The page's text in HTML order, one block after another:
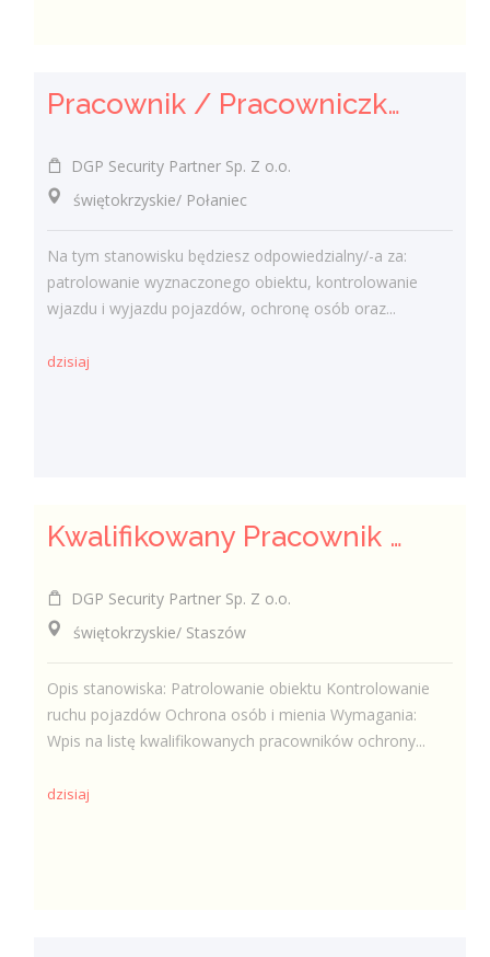
Pracownik / Pracowniczka Ochrony z Pozwoleniem na Broń
DGP Security Partner Sp. Z o.o.
świętokrzyskie/ Połaniec
Na tym stanowisku będziesz odpowiedzialny/-a za:
patrolowanie wyznaczonego obiektu, kontrolowanie
wjazdu i wyjazdu pojazdów, ochronę osób oraz...
dzisiaj
Kwalifikowany Pracownik Ochrony z Pozwoleniem na Broń (K/M)
DGP Security Partner Sp. Z o.o.
świętokrzyskie/ Staszów
Opis stanowiska: Patrolowanie obiektu Kontrolowanie
ruchu pojazdów Ochrona osób i mienia Wymagania:
Wpis na listę kwalifikowanych pracowników ochrony...
dzisiaj